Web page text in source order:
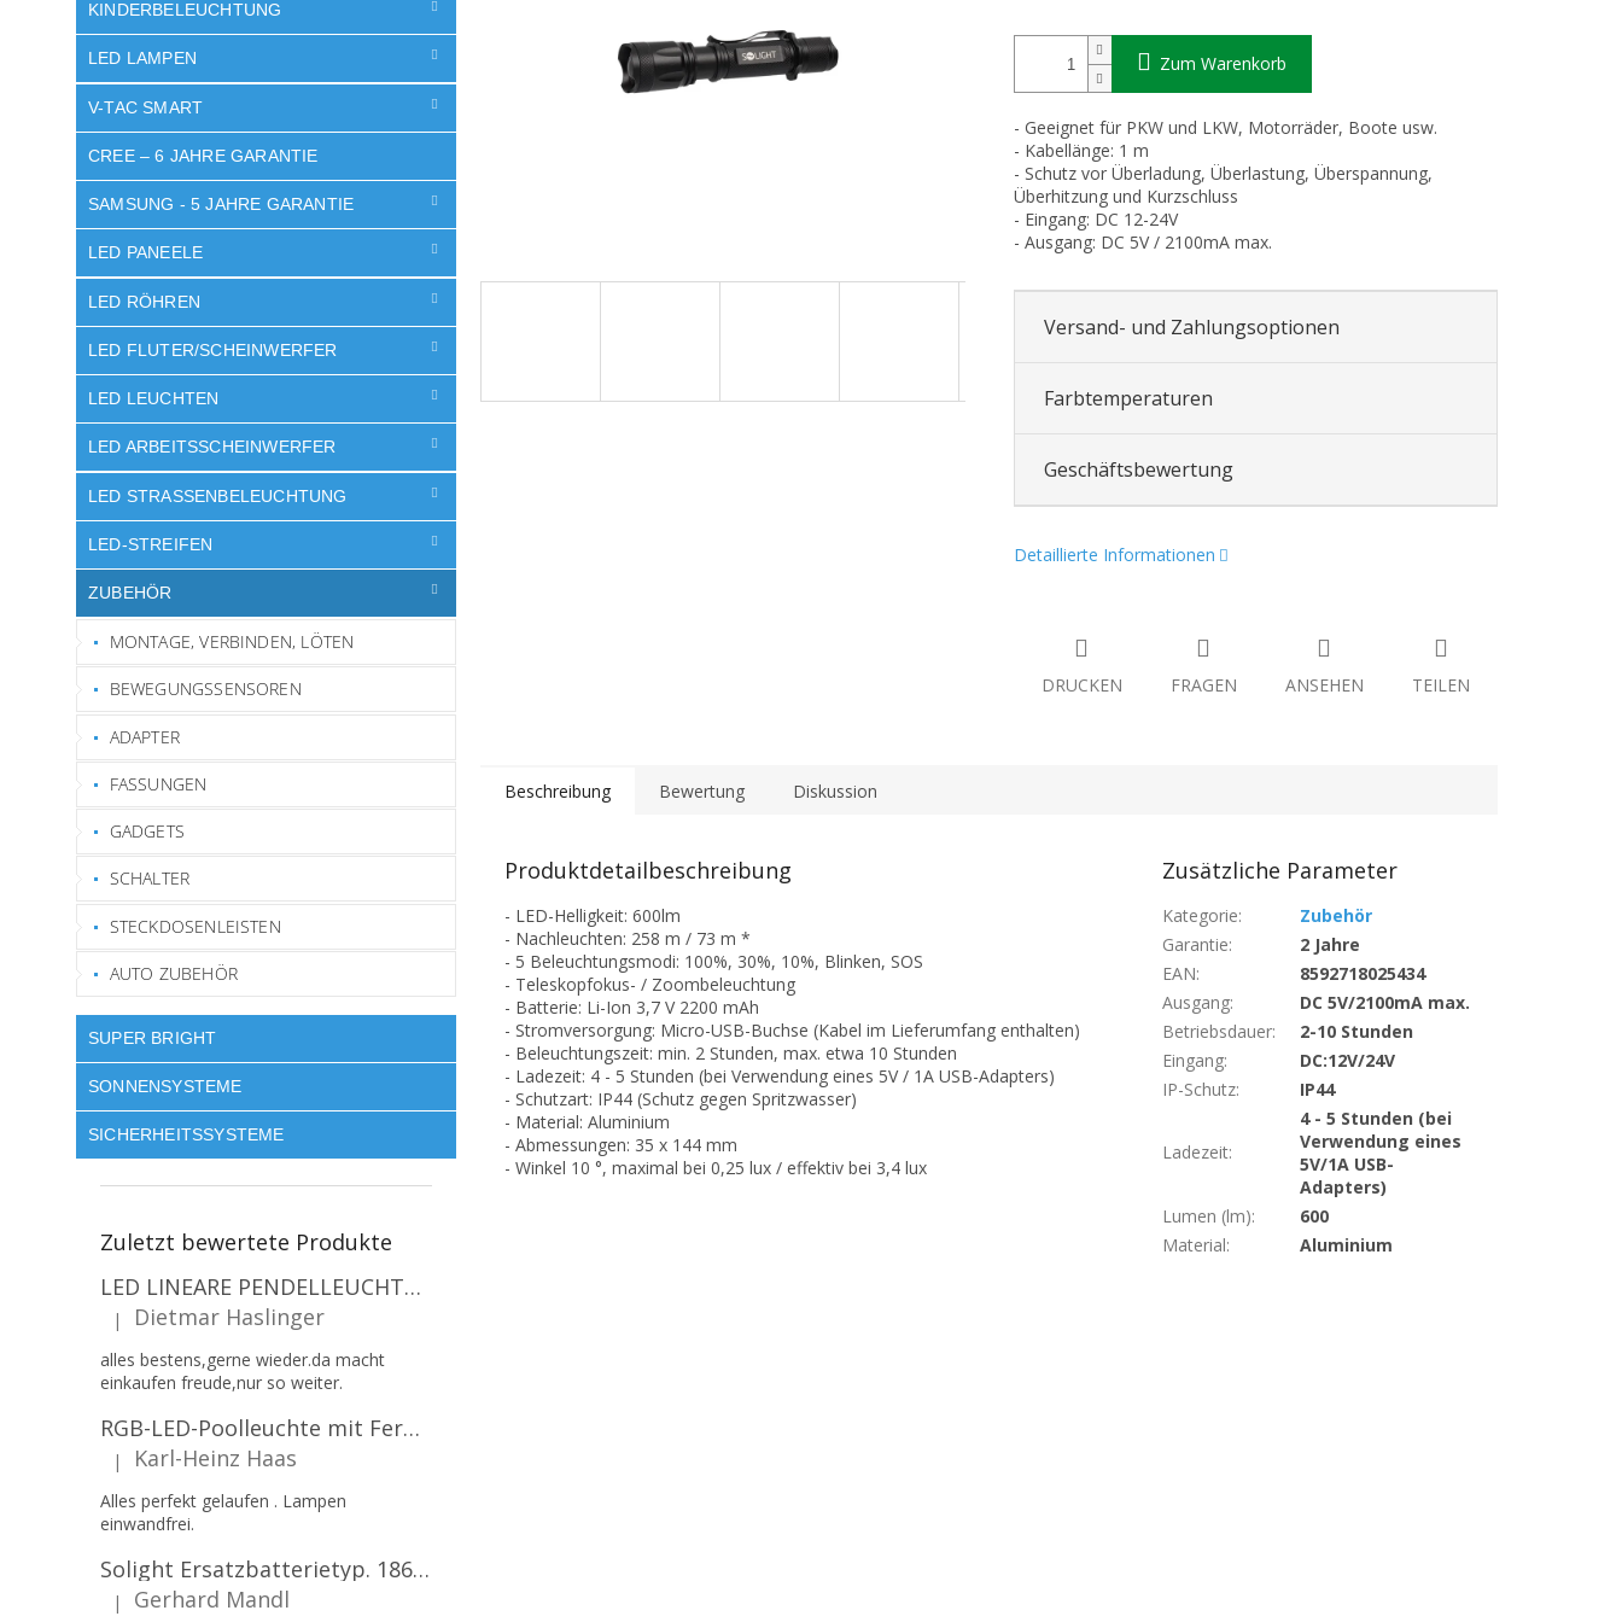
KINDERBELEUCHTUNG
LED LAMPEN
V-TAC SMART
CREE – 6 JAHRE GARANTIE
SAMSUNG - 5 JAHRE GARANTIE
LED PANEELE
LED RÖHREN
LED FLUTER/SCHEINWERFER
LED LEUCHTEN
LED ARBEITSSCHEINWERFER
LED STRASSENBELEUCHTUNG
LED-STREIFEN
ZUBEHÖR
MONTAGE, VERBINDEN, LÖTEN
BEWEGUNGSSENSOREN
ADAPTER
FASSUNGEN
GADGETS
SCHALTER
STECKDOSENLEISTEN
AUTO ZUBEHÖR
SUPER BRIGHT
SONNENSYSTEME
SICHERHEITSSYSTEME
Zuletzt bewertete Produkte
LED LINEARE PENDELLEUCHTE EXECULINE 120CM, 30W, 3750LM, 96°, 4000K, IP20, WEISS [207806]
Die Produktbewertung beträgt 5 von 5 Sternen.
| Dietmar Haslinger
alles bestens,gerne wieder.da macht
einkaufen freude,nur so weiter.
RGB-LED-Poolleuchte mit Fernbedienung, 12W, 1260lm, PAR56, 12V, 1+1 gratis!
Die Produktbewertung beträgt 5 von 5 Sternen.
| Karl-Heinz Haas
Alles perfekt gelaufen . Lampen
einwandfrei.
Solight Ersatzbatterietyp. 18650, 3,7 V, Li-Ion, 2200 mAh [WN900]
Die Produktbewertung beträgt 5 von 5 Sternen.
| Gerhard Mandl
Zum Warenkorb
- Geeignet für PKW und LKW, Motorräder, Boote usw.
- Kabellänge: 1 m
- Schutz vor Überladung, Überlastung, Überspannung,
Überhitzung und Kurzschluss
- Eingang: DC 12-24V
- Ausgang: DC 5V / 2100mA max.
Versand- und Zahlungsoptionen
Farbtemperaturen
Geschäftsbewertung
Detaillierte Informationen
DRUCKEN FRAGEN ANSEHEN TEILEN
Beschreibung Bewertung Diskussion
Produktdetailbeschreibung
- LED-Helligkeit: 600lm
- Nachleuchten: 258 m / 73 m *
- 5 Beleuchtungsmodi: 100%, 30%, 10%, Blinken, SOS
- Teleskopfokus- / Zoombeleuchtung
- Batterie: Li-Ion 3,7 V 2200 mAh
- Stromversorgung: Micro-USB-Buchse (Kabel im Lieferumfang enthalten)
- Beleuchtungszeit: min. 2 Stunden, max. etwa 10 Stunden
- Ladezeit: 4 - 5 Stunden (bei Verwendung eines 5V / 1A USB-Adapters)
- Schutzart: IP44 (Schutz gegen Spritzwasser)
- Material: Aluminium
- Abmessungen: 35 x 144 mm
- Winkel 10 °, maximal bei 0,25 lux / effektiv bei 3,4 lux
Zusätzliche Parameter
Kategorie:
Zubehör
Garantie:
2 Jahre
EAN:
8592718025434
Ausgang:
DC 5V/2100mA max.
Betriebsdauer:
2-10 Stunden
Eingang:
DC:12V/24V
IP-Schutz: IP44
Ladezeit:
4 - 5 Stunden (bei
Verwendung eines
5V/1A USB-
Adapters)
Lumen (lm):
600
Material: Aluminium